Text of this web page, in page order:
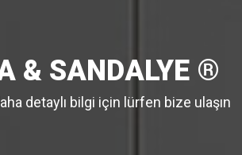
& SANDALYE ®
detaylı bilgi için lürfen bize ulaşın